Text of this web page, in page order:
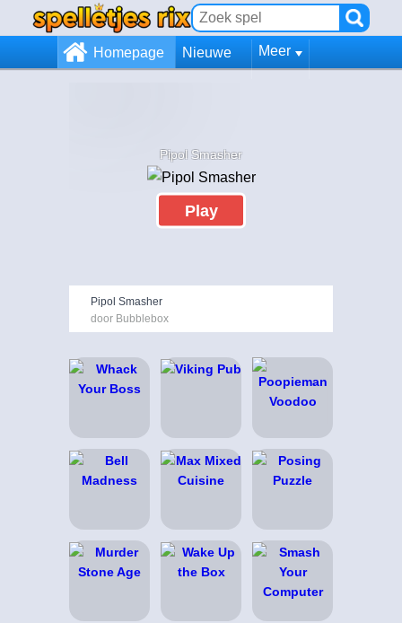
Homepage Nieuwe Meer
Pipol Smasher
Play
Pipol Smasher
door Bubblebox